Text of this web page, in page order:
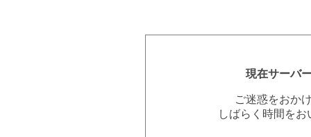
現在サーバ
ご迷惑をおか
しばらく時間を